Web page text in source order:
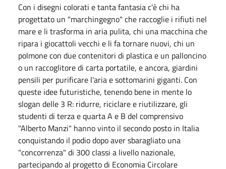
Con i disegni colorati e tanta fantasia c'è chi ha
progettato un "marchingegno" che raccoglie i rifiuti nel
mare e li trasforma in aria pulita, chi una macchina che
ripara i giocattoli vecchi e li fa tornare nuovi, chi un
polmone con due contenitori di plastica e un palloncino
o un raccoglitore di carta portatile, e ancora, giardini
pensili per purificare l'aria e sottomarini giganti. Con
queste idee futuristiche, tenendo bene in mente lo
slogan delle 3 R: ridurre, riciclare e riutilizzare, gli
studenti di terza e quarta A e B del comprensivo
"Alberto Manzi" hanno vinto il secondo posto in Italia
conquistando il podio dopo aver sbaragliato una
"concorrenza" di 300 classi a livello nazionale,
partecipando al progetto di Economia Circolare